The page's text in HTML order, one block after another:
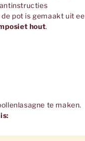
pot is gemaakt uit
hout.
te maken.